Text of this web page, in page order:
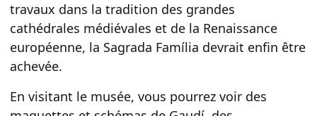
travaux dans la tradition des grandes
cathédrales médiévales et de la Renaissance
européenne, la Sagrada Família devrait enfin être
achevée.
En visitant le musée, vous pourrez voir des